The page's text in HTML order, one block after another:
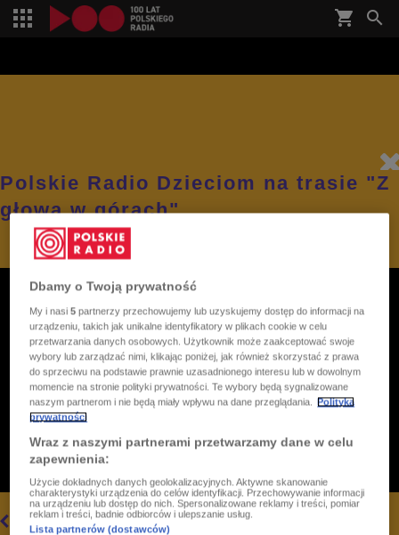
shopping_cart 

Polskie Radio Dzieciom na trasie "Z
głową w górach"
13/21 WSZYSTKIE
Dbamy o Twoją prywatność
My i nasi5 partnerzy przechowujemy lub uzyskujemy dostęp do informacji na
urządzeniu, takich jak unikalne identyfikatory w plikach cookie w celu
przetwarzania danych osobowych. Użytkownik może zaakceptować swoje
wybory lub zarządzać nimi, klikając poniżej, jak również skorzystać z prawa
do sprzeciwu na podstawie prawnie uzasadnionego interesu lub w dowolnym
momencie na stronie polityki prywatności. Te wybory będą sygnalizowane
naszym partnerom i nie będą miały wpływu na dane przeglądania.
Polityka
prywatności
Wraz z naszymi partnerami przetwarzamy dane w celu
zapewnienia:
Użycie dokładnych danych geolokalizacyjnych. Aktywne skanowanie
charakterystyki urządzenia do celów identyfikacji. Przechowywanie informacji
na urządzeniu lub dostęp do nich. Spersonalizowane reklamy i treści, pomiar
reklam i treści, badnie odbiorców i ulepszanie usług.
Lista partnerów (dostawców)